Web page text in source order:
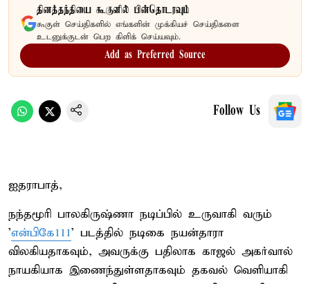
தினத்தந்தியை கூகுளில் பின்தொடரவும்
கூகுள் செய்திகளில் எங்களின் முக்கியச் செய்திகளை
உடனுக்குடன் பெற கிளிக் செய்யவும்.
Add as Preferred Source
Follow Us
ஐதராபாத்,
நந்தமூரி பாலகிருஷ்ணா நடிப்பில் உருவாகி வரும்
’என்பிகே111’ படத்தில் நடிகை நயன்தாரா
விலகியதாகவும், அவருக்கு பதிலாக காஜல் அகர்வால்
நாயகியாக இணைந்துள்ளதாகவும் தகவல் வெளியாகி